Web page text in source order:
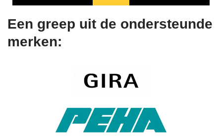
Een greep uit de ondersteunde
merken: